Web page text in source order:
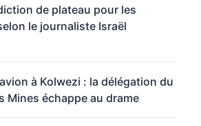
de plateau pour les
le journaliste Israël
à Kolwezi : la délégation du
Mines échappe au drame